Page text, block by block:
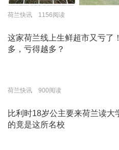
荷兰快讯 1156阅读
这家荷兰线上生鲜超市又亏了
多，亏得越多？
荷兰快讯 900阅读
比利时18岁公主要来荷兰读大
的竟是这所名校